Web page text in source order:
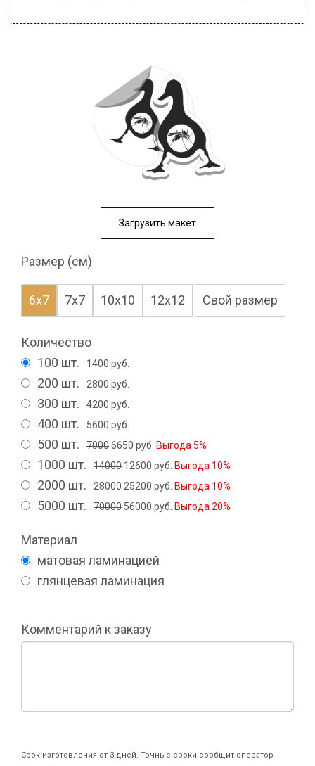
Загрузить макет
Размер (см)
6x7 7x7 10x10 12x12 Свой размер
Количество
100 шт.
1400 руб.
200 шт. 2800 руб.
300 шт. 4200 руб.
400 шт. 5600 руб.
500 шт. 70006650 руб. Выгода 5%
1000 шт. 14000 12600 руб. Выгода 10%
2000 шт. 28000 25200 руб. Выгода 10%
5000 шт. 70000 56000 руб. Выгода 20%
Материал
матовая ламинацией
глянцевая ламинация
Комментарий к заказу
Срок изготовления от 3 дней. Точные сроки сообщит оператор